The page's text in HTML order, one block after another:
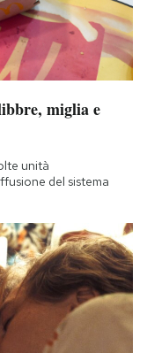
miglia e
unità
del sistema